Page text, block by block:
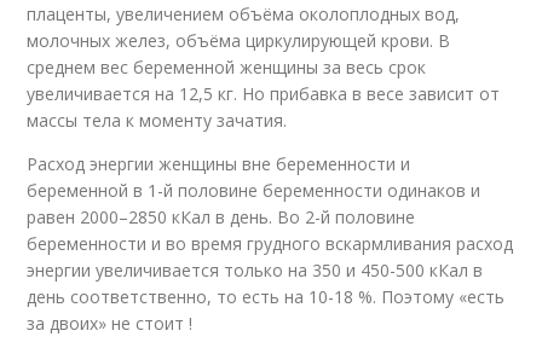
плаценты, увеличением объёма околоплодных вод,
молочных желез, объёма циркулирующей крови. В
среднем вес беременной женщины за весь срок
увеличивается на 12,5 кг. Но прибавка в весе зависит от
массы тела к моменту зачатия.
Расход энергии женщины вне беременности и
беременной в 1-й половине беременности одинаков и
равен 2000–2850 кКал в день. Во 2-й половине
беременности и во время грудного вскармливания расход
энергии увеличивается только на 350 и 450-500 кКал в
день соответственно, то есть на 10-18 %. Поэтому «есть
за двоих» не стоит !